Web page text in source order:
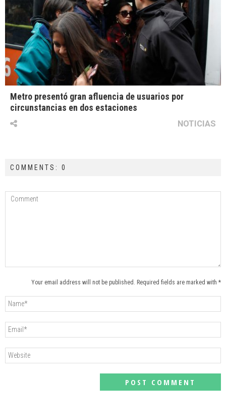
Metro presentó gran afluencia de usuarios por
circunstancias en dos estaciones
NOTICIAS
COMMENTS: 0
Your email address will not be published. Required fields are marked with *